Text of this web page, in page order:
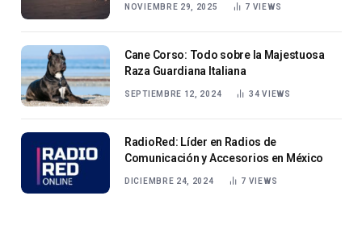
NOVIEMBRE 29, 2025 7 VIEWS
Cane Corso: Todo sobre la Majestuosa
Raza Guardiana Italiana
SEPTIEMBRE 12, 2024 34VIEWS
RadioRed: Líder en Radios de
Comunicación y Accesorios en México
DICIEMBRE 24, 2024 7 VIEWS